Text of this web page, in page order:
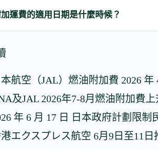
運費的適用日期是什麼時候？
本航空（JAL）燃油附加費 2026
及JAL 2026年7-8月燃油附加費
年 6 月 17 日 日本政府計劃限
エクスプレス航空 6月9日至11